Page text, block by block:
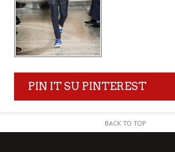
PIN IT SU PINTEREST
BACK TO TOP